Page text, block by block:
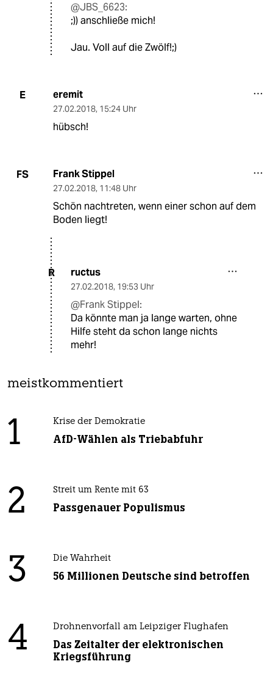
@JBS_6623:
;)) anschließe mich!
Jau. Voll auf die Zwölf!;)
E eremit
27.02.2018, 15:24 Uhr
hübsch!
FS Frank Stippel
27.02.2018, 11:48 Uhr
Schön nachtreten, wenn einer schon auf dem
Boden liegt!
R ructus
27.02.2018, 19:53 Uhr
@Frank Stippel:
Da könnte man ja lange warten, ohne
Hilfe steht da schon lange nichts
mehr!
meistkommentiert
1 Krise der Demokratie
AfD-Wählen als Triebabfuhr
2 Streit um Rente mit 63
Passgenauer Populismus
3 Die Wahrheit
56 Millionen Deutsche sind betroffen
4 Drohnenvorfall am Leipziger Flughafen
Das Zeitalter der elektronischen
Kriegsführung